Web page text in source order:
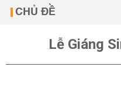
CHỦ ĐỀ
Lễ Giáng